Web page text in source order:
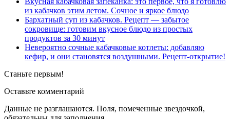
из кабачков этим летом. Сочное и яркое блюдо
Бархатный суп из кабачков. Рецепт — забытое
сокровище: готовим вкусное блюдо из простых
продуктов за 30 минут
Невероятно сочные кабачковые котлеты: добавляю
кефир, и они становятся воздушными. Рецепт-открытие!
Станьте первым!
Оставьте комментарий
Данные не разглашаются. Поля, помеченные звездочкой,